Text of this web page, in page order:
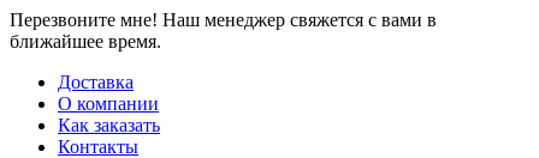
Перезвоните мне! Наш менеджер свяжется с вами в
ближайшее время.
Доставка
О компании
Как заказать
Контакты